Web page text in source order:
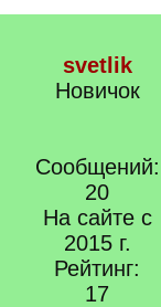
svetlik
Новичок
Сообщений:
20
На сайте с
2015 г.
Рейтинг:
17